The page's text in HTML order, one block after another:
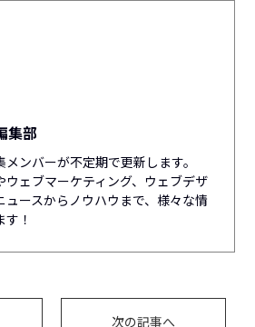
集部
ンバーが不定期で更新します。
ウェブマーケティング、ウェブデザ
ュースからノウハウまで、様々な情
！
次の記事へ